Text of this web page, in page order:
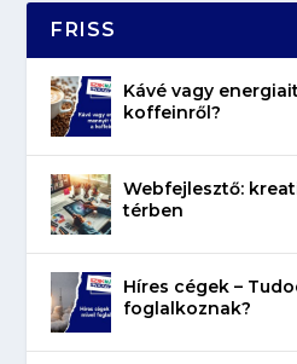
FRISS
Kávé vagy
koffeinről?
Webfejlesztő:
térben
Híres cégek –
foglalkoznak?